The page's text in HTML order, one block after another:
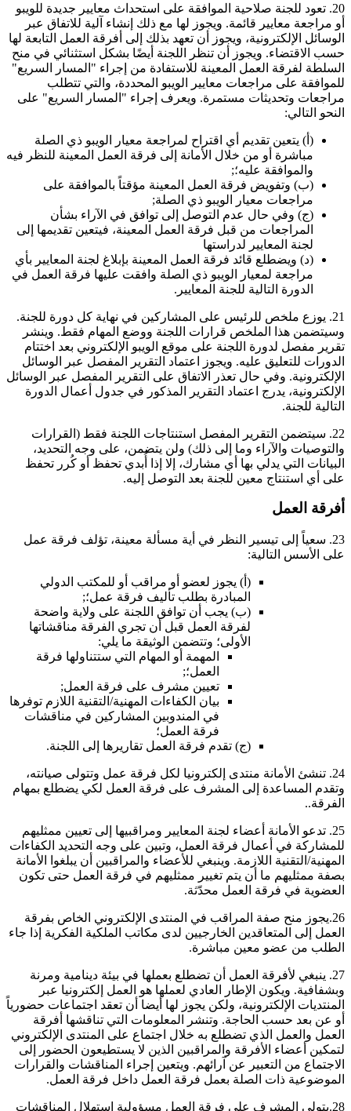
20. تعود للجنة صلاحية الموافقة على استحداث معايير جديدة للويبو
أو مراجعة معايير قائمة. ويجوز لها مع ذلك إنشاء آلية للاتفاق عبر
الوسائل الإلكترونية، ويجوز أن تعهد بذلك إلى أفرقة العمل التابعة لها
حسب الاقتضاء. ويجوز أن تنظر اللجنة أيضًا بشكل استثنائي في منح
السلطة لفرقة العمل المعينة للاستفادة من إجراء "المسار السريع"
للموافقة على مراجعات معايير الويبو المحددة، والتي تتطلب
مراجعات وتحديثات مستمرة. ويعرف إجراء "المسار السريع" على
النحو التالي:
(‌أ) يتعين تقديم أي اقتراح لمراجعة معيار الويبو ذي الصلة
مباشرة أو من خلال الأمانة إلى فرقة العمل المعينة للنظر فيه
والموافقة عليه؛;
(‌ب) وتفويض فرقة العمل المعينة مؤقتاً بالموافقة على
مراجعات معيار الويبو ذي الصلة;
(‌ج) وفي حال عدم التوصل إلى توافق في الآراء بشأن
المراجعات من قبل فرقة العمل المعينة، فيتعين تقديمها إلى
لجنة المعايير لدراستها
(‌د) ويضطلع قائد فرقة العمل المعينة بإبلاغ لجنة المعايير بأي
مراجعة لمعيار الويبو ذي الصلة وافقت عليها فرقة العمل في
الدورة التالية للجنة المعايير.
21. يوزع ملخص للرئيس على المشاركين في نهاية كل دورة للجنة.
وسيتضمن هذا الملخص قرارات اللجنة ووضع المهام فقط. وينشر
تقرير مفصل لدورة اللجنة على موقع الويبو الإلكتروني بعد اختتام
الدورات للتعليق عليه. ويجوز اعتماد التقرير المفصل عبر الوسائل
الإلكترونية. وفي حال تعذر الاتفاق على التقرير المفصل عبر الوسائل
الإلكترونية، يدرج اعتماد التقرير المذكور في جدول أعمال الدورة
التالية للجنة.
22. سيتضمن التقرير المفصل استنتاجات اللجنة فقط (القرارات
والتوصيات والآراء وما إلى ذلك) ولن يتضمن، على وجه التحديد،
البيانات التي يدلي بها أي مشارك، إلا إذا أُبدي تحفظ أو كُرر تحفظ
على أي استنتاج معين للجنة بعد التوصل إليه.
أفرقة العمل
23. سعياً إلى تيسير النظر في أية مسألة معينة، تؤلف فرقة عمل
على الأسس التالية:
(‌أ) يجوز لعضو أو مراقب أو للمكتب الدولي
المبادرة بطلب تأليف فرقة عمل؛;
(‌ب) يجب أن توافق اللجنة على ولاية واضحة
لفرقة العمل قبل أن تجري الفرقة مناقشاتها
الأولى؛ وتتضمن الوثيقة ما يلي:
المهمة أو المهام التي ستتناولها فرقة
العمل؛;
تعيين مشرف على فرقة العمل;
بيان الكفاءات المهنية/التقنية اللازم توفرها
في المندوبين المشاركين في مناقشات
فرقة العمل؛
(‌ج) تقدم فرقة العمل تقاريرها إلى اللجنة.
24. تنشئ الأمانة منتدى إلكترونيا لكل فرقة عمل وتتولى صيانته،
وتقدم المساعدة إلى المشرف على فرقة العمل لكي يضطلع بمهام
الفرقة..
25. تدعو الأمانة أعضاء لجنة المعايير ومراقبيها إلى تعيين ممثليهم
للمشاركة في أعمال فرقة العمل، وتبين على وجه التحديد الكفاءات
المهنية/التقنية اللازمة. وينبغي للأعضاء والمراقبين أن يبلغوا الأمانة
بصفة ممثليهم ما أن يتم تغيير ممثليهم في فرقة العمل حتى تكون
العضوية في فرقة العمل محدّثة.
26.يجوز منح صفة المراقب في المنتدى الإلكتروني الخاص بفرقة
العمل إلى المتعاقدين الخارجيين لدى مكاتب الملكية الفكرية إذا جاء
الطلب من عضو معين مباشرة.
27. ينبغي لأفرقة العمل أن تضطلع بعملها في بيئة دينامية ومرنة
وبشفافية. ويكون الإطار العادي لعملها هو العمل إلكترونيا عبر
المنتديات الإلكترونية، ولكن يجوز لها أيضا أن تعقد اجتماعات حضورياً
أو عن بعد حسب الحاجة. وتنشر المعلومات التي تناقشها أفرقة
العمل والعمل الذي تضطلع به خلال اجتماع على المنتدى الإلكتروني
لتمكين أعضاء الأفرقة والمراقبين الذين لا يستطيعون الحضور إلى
الاجتماع من التعبير عن آرائهم. ويتعين إجراء المناقشات والقرارات
الموضوعية ذات الصلة بعمل فرقة العمل داخل فرقة العمل.
28.يتولى المشرف على فرقة العمل مسؤولية استهلال المناقشات